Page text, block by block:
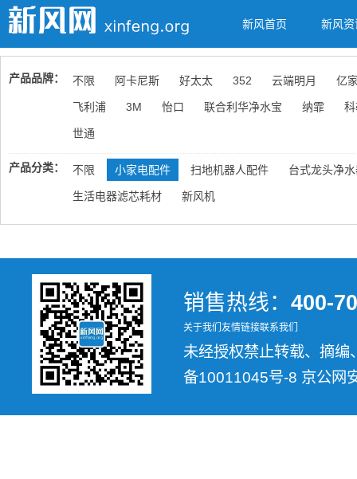
新风首页 新风资
产品品牌： 不限 阿卡尼斯 好太太 352 云端明月 亿
飞利浦 3M 怡口 联合利华净水宝 纳霏
世通
产品分类： 不限 小家电配件 扫地机器人配件 台式龙头净
生活电器滤芯耗材 新风机
销售热线： 400-
关于我们 友情链接联系我们
未经授权禁止转载、摘
备10011045号-8 京公网